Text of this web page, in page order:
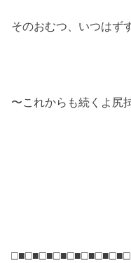
そのおむつ、いつはず
〜これからも続くよ尻